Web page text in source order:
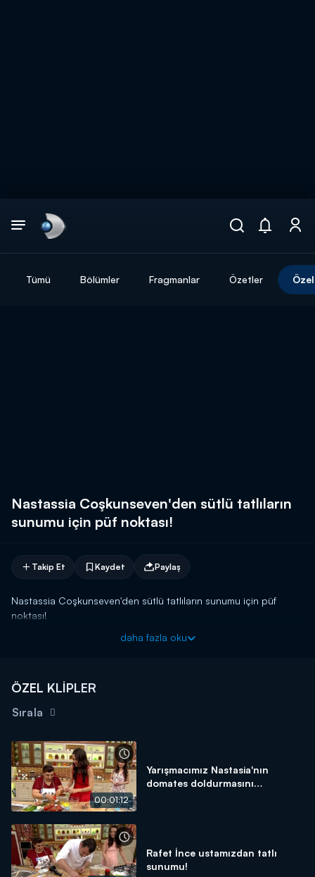
Tümü Bölümler Fragmanlar Özetler
Nastassia Coşkunseven'den sütlü tatlıların
sunumu için püf noktası!
Takip Et Kaydet Paylaş
Nastassia Coşkunseven'den sütlü tatlıların sunumu için püf
noktası!
daha fazla oku
ÖZEL KLİPLER
Sırala
00:01:12
Yarışmacımız Nastasia'nın
domates doldurmasını
Rafet İnce ustamızdan tatlı
sunumu!